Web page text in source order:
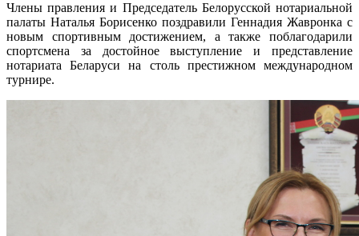
Члены правления и Председатель Белорусской нотариальной
палаты Наталья Борисенко поздравили Геннадия Жавронка с
новым спортивным достижением, а также поблагодарили
спортсмена за достойное выступление и представление
нотариата Беларуси на столь престижном международном
турнире.